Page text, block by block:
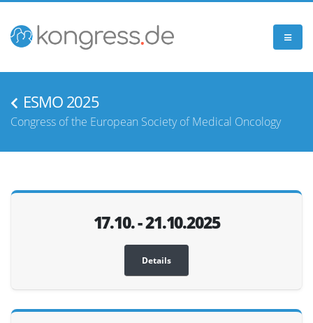
ESMO 2025
Congress of the European Society of Medical Oncology
17.10. - 21.10.2025
Details